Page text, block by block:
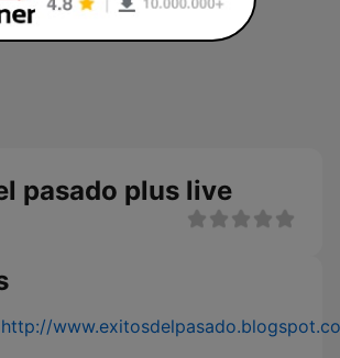
pasado plus live
http://